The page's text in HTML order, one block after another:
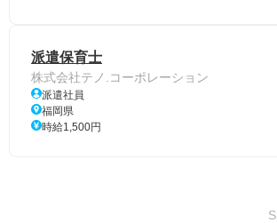
派遣保育士
株式会社テノ.コーポレーション
派遣社員
福岡県
時給1,500円